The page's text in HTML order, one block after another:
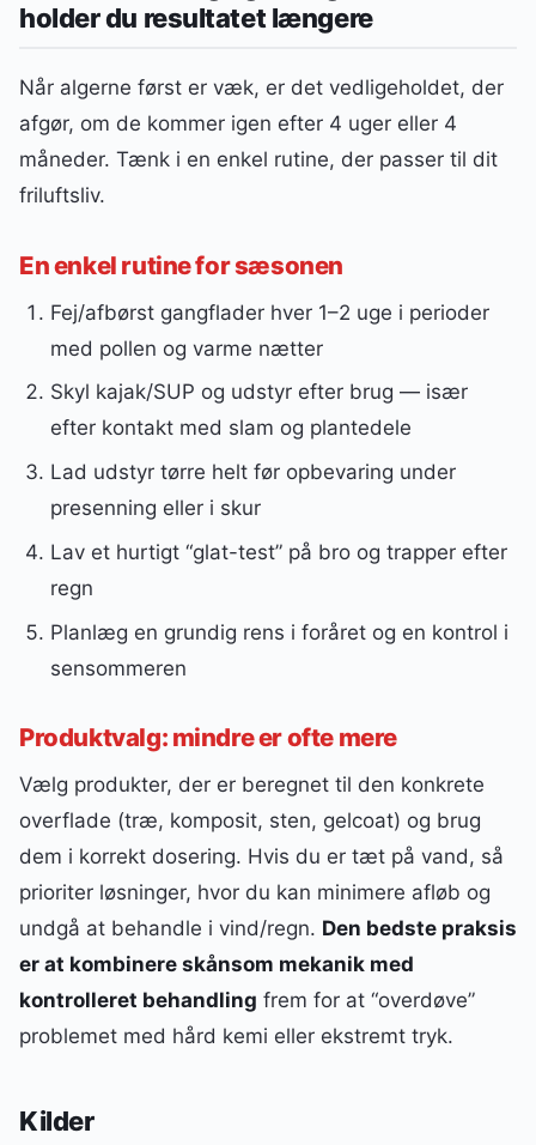
holder du resultatet længere
Når algerne først er væk, er det vedligeholdet, der
afgør, om de kommer igen efter 4 uger eller 4
måneder. Tænk i en enkel rutine, der passer til dit
friluftsliv.
En enkel rutine for sæsonen
Fej/afbørst gangflader hver 1–2 uge i perioder
med pollen og varme nætter
Skyl kajak/SUP og udstyr efter brug — især
efter kontakt med slam og plantedele
Lad udstyr tørre helt før opbevaring under
presenning eller i skur
Lav et hurtigt “glat-test” på bro og trapper efter
regn
Planlæg en grundig rens i foråret og en kontrol i
sensommeren
Produktvalg: mindre er ofte mere
Vælg produkter, der er beregnet til den konkrete
overflade (træ, komposit, sten, gelcoat) og brug
dem i korrekt dosering. Hvis du er tæt på vand, så
prioriter løsninger, hvor du kan minimere afløb og
undgå at behandle i vind/regn. Den bedste praksis
er at kombinere skånsom mekanik med
kontrolleret behandling frem for at “overdøve”
problemet med hård kemi eller ekstremt tryk.
Kilder